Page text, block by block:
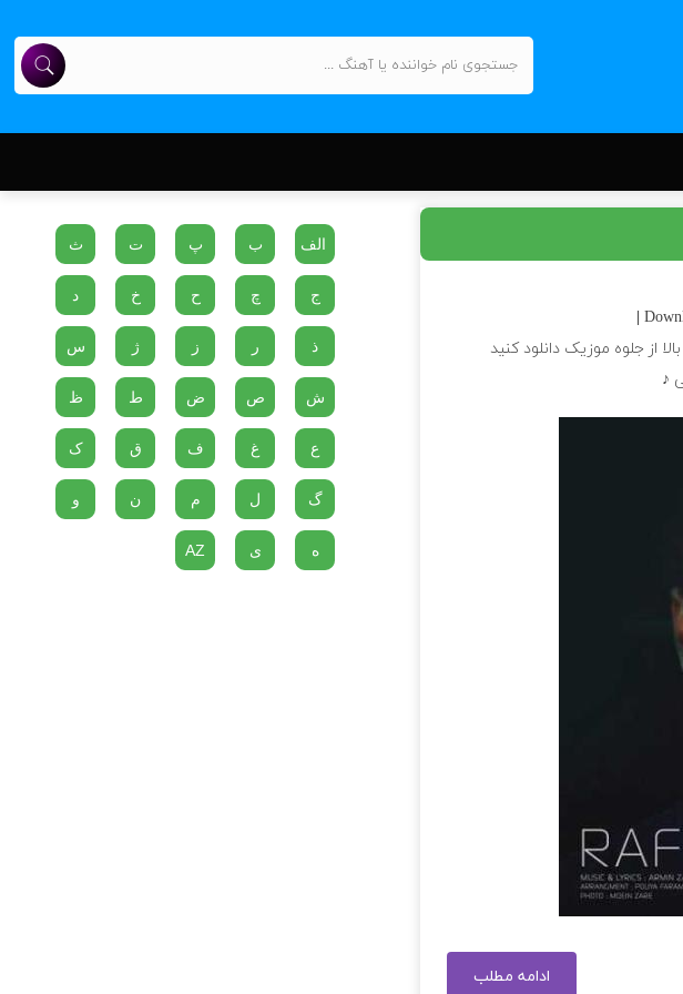
از جلوه موزیک دانلود کنید
♪
ادامه مطلب
الف ب پ ت ث
ج چ ح خ د
ذ ر ز ژ س
ش ص ض ط ظ
ع غ ف ق ک
گ ل م ن و
ه ی AZ